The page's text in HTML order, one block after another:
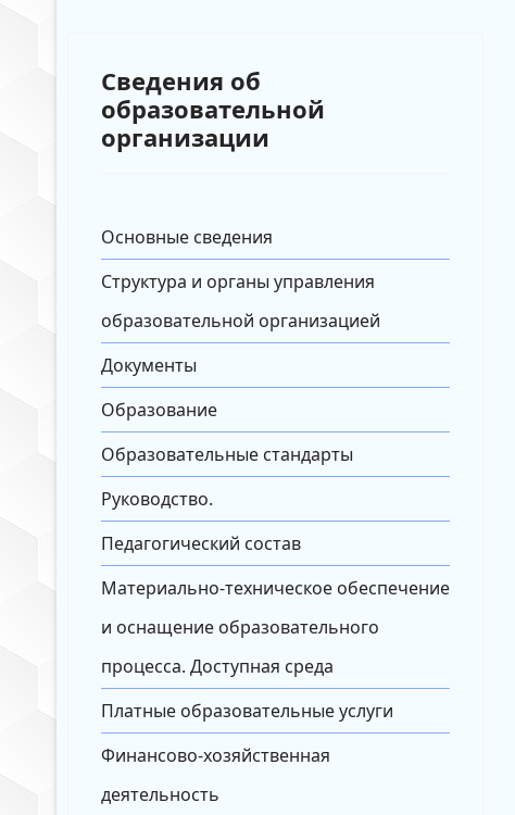
Сведения об
образовательной
организации
Основные сведения
Структура и органы управления
образовательной организацией
Документы
Образование
Образовательные стандарты
Руководство.
Педагогический состав
Материально-техническое обеспечение
и оснащение образовательного
процесса. Доступная среда
Платные образовательные услуги
Финансово-хозяйственная
деятельность